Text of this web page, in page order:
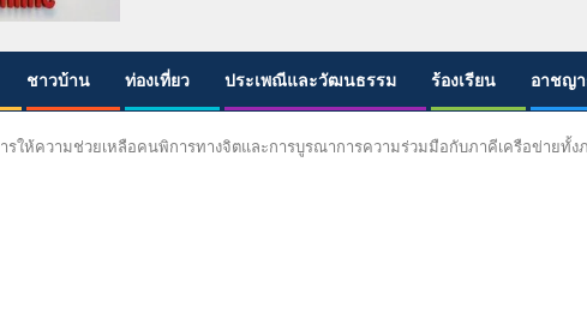
ชาวบ้าน ท่องเที่ยว ประเพณีและวัฒนธรรม ร้องเรียน อาชญ
ให้ความช่วยเหลือคนพิการทางจิตและการบูรณาการความร่วมมือกับภาคีเครือข่ายทั้